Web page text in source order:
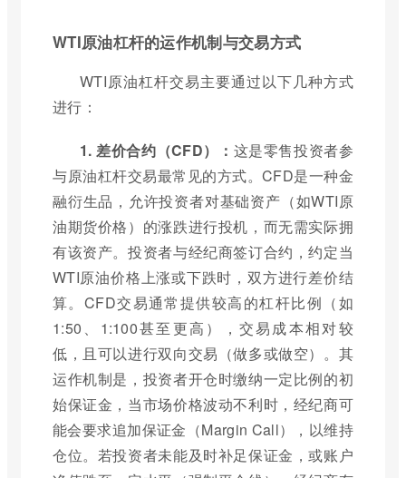
WTI原油杠杆的运作机制与交易方式
WTI原油杠杆交易主要通过以下几种方式
进行：
1. 差价合约（CFD）： 这是零售投资者参
与原油杠杆交易最常见的方式。CFD是一种金
融衍生品，允许投资者对基础资产（如WTI原
油期货价格）的涨跌进行投机，而无需实际拥
有该资产。投资者与经纪商签订合约，约定当
WTI原油价格上涨或下跌时，双方进行差价结
算。CFD交易通常提供较高的杠杆比例（如
1:50、1:100甚至更高），交易成本相对较
低，且可以进行双向交易（做多或做空）。其
运作机制是，投资者开仓时缴纳一定比例的初
始保证金，当市场价格波动不利时，经纪商可
能会要求追加保证金（Margin Call），以维持
仓位。若投资者未能及时补足保证金，或账户